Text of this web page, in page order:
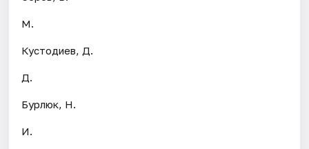
М.
Кустодиев, Д.
Д.
Бурлюк, Н.
И.